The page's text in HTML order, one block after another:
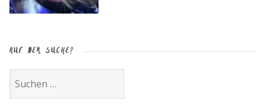
AUF DER SUCHE?
Suche
nach: